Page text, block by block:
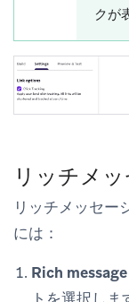
クが
リッチメ
リッチメッセー
には：
Rich message
トを選択しま